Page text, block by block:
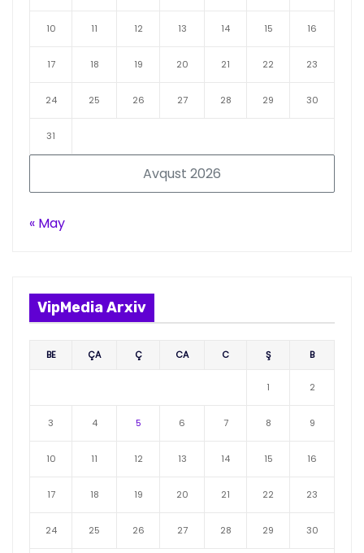
Avqust 2026
10 11 12 13 14 15 16
17 18 19 20 21 22 23
24 25 26 27 28 29 30
31
« May
VipMedia Arxiv
BE ÇA Ç CA C Ş B
1 2
3 4 5 6 7 8 9
10 11 12 13 14 15 16
17 18 19 20 21 22 23
24 25 26 27 28 29 30